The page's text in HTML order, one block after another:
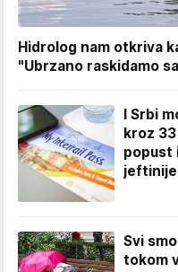
Hidrolog nam otkriva
"Ubrzano raskidamo
I Srbi
kroz
popust
jeftinije
Svi
tokom